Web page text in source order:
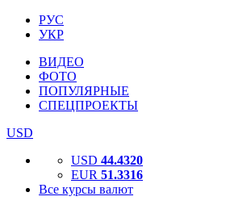
РУС
УКР
ВИДЕО
ФОТО
ПОПУЛЯРНЫЕ
СПЕЦПРОЕКТЫ
USD
USD 44.4320
EUR 51.3316
Все курсы валют